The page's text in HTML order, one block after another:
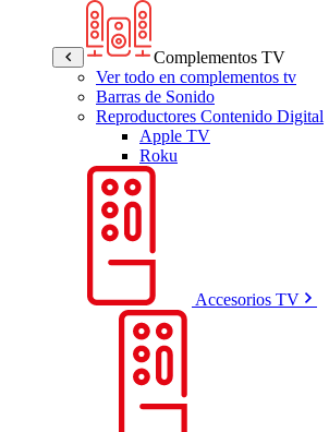
Complementos TV
Ver todo en complementos tv
Barras de Sonido
Reproductores Contenido Digital
Apple TV
Roku
Accesorios TV